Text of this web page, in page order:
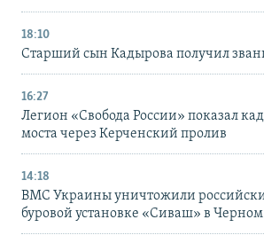
18:10
Старший сын Кадырова получил
16:27
Легион «Свобода России» показал
моста через Керченский пролив
14:18
ВМС Украины уничтожили
буровой установке «Сиваш» в